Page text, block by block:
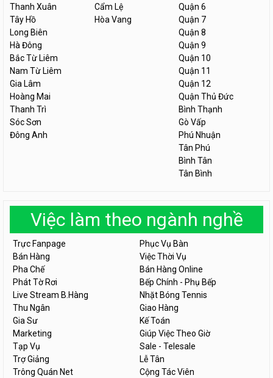
Thanh Xuân
Tây Hồ
Long Biên
Hà Đông
Bắc Từ Liêm
Nam Từ Liêm
Gia Lâm
Hoàng Mai
Thanh Trì
Sóc Sơn
Đông Anh
Cẩm Lệ
Hòa Vang
Quận 6
Quận 7
Quận 8
Quận 9
Quận 10
Quận 11
Quận 12
Quận Thủ Đức
Bình Thạnh
Gò Vấp
Phú Nhuận
Tân Phú
Bình Tân
Tân Bình
Việc làm theo ngành nghề
Trực Fanpage
Phục Vụ Bàn
Bán Hàng
Việc Thời Vụ
Pha Chế
Bán Hàng Online
Phát Tờ Rơi
Bếp Chính - Phụ Bếp
Live Stream B.Hàng
Nhặt Bóng Tennis
Thu Ngân
Giao Hàng
Gia Sư
Kế Toán
Marketing
Giúp Việc Theo Giờ
Tạp Vụ
Sale - Telesale
Trợ Giảng
Lễ Tân
Trông Quán Net
Cộng Tác Viên